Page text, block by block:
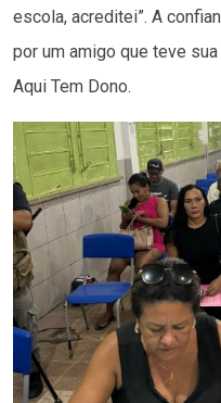
escola, acreditei”. A
por um amigo que teve
Aqui Tem Dono.